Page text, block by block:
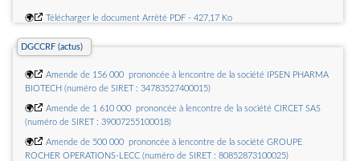
🌍 Télécharger le document Arrêté PDF - 427,17 Ko
DGCCRF (actus)
🌍
Amende de 156 000  prononcée à lencontre de la société IPSEN PHARMA
BIOTECH (numéro de SIRET : 34783527400015)
🌍
Amende de 1 610 000  prononcée à lencontre de la société CIRCET SAS
(numéro de SIRET : 39007255100018)
🌍
Amende de 500 000  prononcée à lencontre de la société GROUPE
ROCHER OPERATIONS-LECC (numéro de SIRET : 80852873100025)